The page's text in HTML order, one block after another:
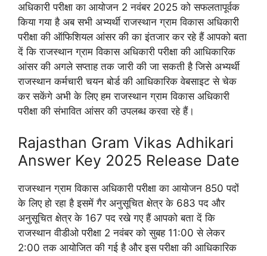
अधिकारी परीक्षा का आयोजन 2 नवंबर 2025 को सफलतापूर्वक
किया गया है अब सभी अभ्यर्थी राजस्थान ग्राम विकास अधिकारी
परीक्षा की ऑफिशियल आंसर की का इंतजार कर रहे हैं आपको बता
दें कि राजस्थान ग्राम विकास अधिकारी परीक्षा की आधिकारिक
आंसर की अगले सप्ताह तक जारी की जा सकती है जिसे अभ्यर्थी
राजस्थान कर्मचारी चयन बोर्ड की आधिकारिक वेबसाइट से चेक
कर सकेंगे अभी के लिए हम राजस्थान ग्राम विकास अधिकारी
परीक्षा की संभावित आंसर की उपलब्ध करवा रहे हैं।
Rajasthan Gram Vikas Adhikari
Answer Key 2025 Release Date
राजस्थान ग्राम विकास अधिकारी परीक्षा का आयोजन 850 पदों
के लिए हो रहा है इसमें गैर अनुसूचित क्षेत्र के 683 पद और
अनुसूचित क्षेत्र के 167 पद रखे गए हैं आपको बता दें कि
राजस्थान वीडीओ परीक्षा 2 नवंबर को सुबह 11:00 से लेकर
2:00 तक आयोजित की गई है और इस परीक्षा की आधिकारिक